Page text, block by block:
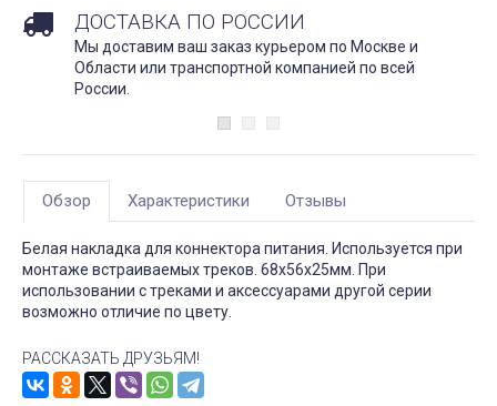
ДОСТАВКА ПО РОССИИ
Мы доставим ваш заказ курьером по Москве и
Области или транспортной компанией по всей
России.
Обзор Характеристики Отзывы
Белая накладка для коннектора питания. Используется при
монтаже встраиваемых треков. 68х56х25мм. При
использовании с треками и аксессуарами другой серии
возможно отличие по цвету.
РАССКАЗАТЬ ДРУЗЬЯМ!